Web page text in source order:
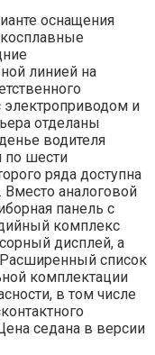
оснащения
линией на
и
отделаны
водителя
по шести
ряда доступна
Вместо аналоговой
панель с
комплекс
дисплей, а
список
комплектации
в том числе
седана в версии